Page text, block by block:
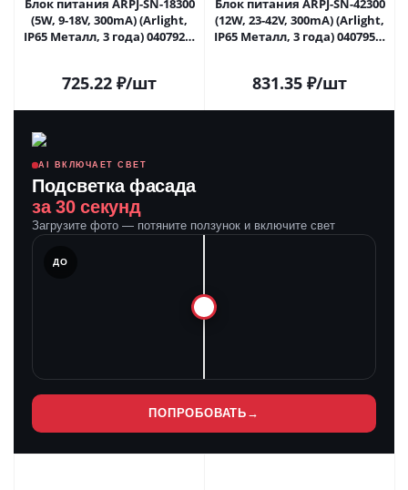
Блок питания ARPJ-SN-18300
(5W, 9-18V, 300mA) (Arlight,
IP65 Металл, 3 года) 040792 в
725.22 ₽/шт
Блок питания ARPJ-SN-42300
(12W, 23-42V, 300mA) (Arlight,
IP65 Металл, 3 года) 040795 в
831.35 ₽/шт
AI ВКЛЮЧАЕТ СВЕТ
Подсветка фасада
за 30 секунд
Загрузите фото — потяните ползунок и включите свет
ДО
ПОПРОБОВАТЬ →